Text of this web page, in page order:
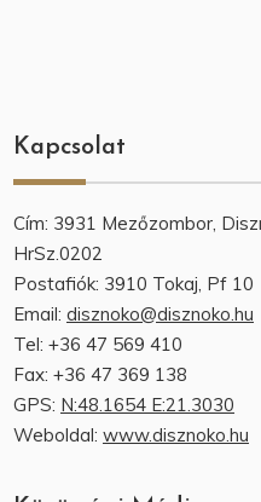
Kapcsolat
Cím: 3931 Mezőzombor,
HrSz.0202
Postafiók: 3910 Tokaj, Pf 10
Email: disznoko@disznoko.hu
Tel: +36 47 569 410
Fax: +36 47 369 138
GPS: N:48.1654 E:21.3030
Weboldal: www.disznoko.hu